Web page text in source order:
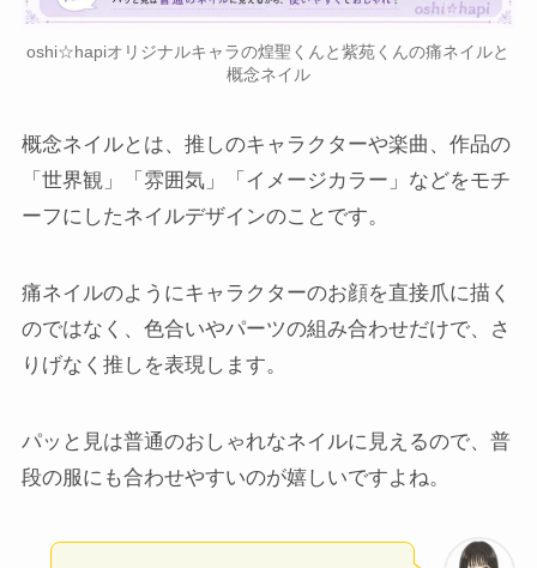
oshi☆hapiオリジナルキャラの煌聖くんと紫苑くんの痛ネイルと
概念ネイル
概念ネイルとは、推しのキャラクターや楽曲、作品の
「世界観」「雰囲気」「イメージカラー」などをモチ
ーフにしたネイルデザインのことです。
痛ネイルのようにキャラクターのお顔を直接爪に描く
のではなく、色合いやパーツの組み合わせだけで、さ
りげなく推しを表現します。
パッと見は普通のおしゃれなネイルに見えるので、普
段の服にも合わせやすいのが嬉しいですよね。